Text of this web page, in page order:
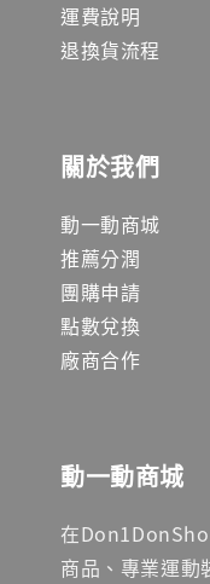
運費說明
退換貨流程
關於我們
動一動商城
推薦分潤
團購申請
點數兌換
廠商合作
動一動商城
在
商品、專業運動